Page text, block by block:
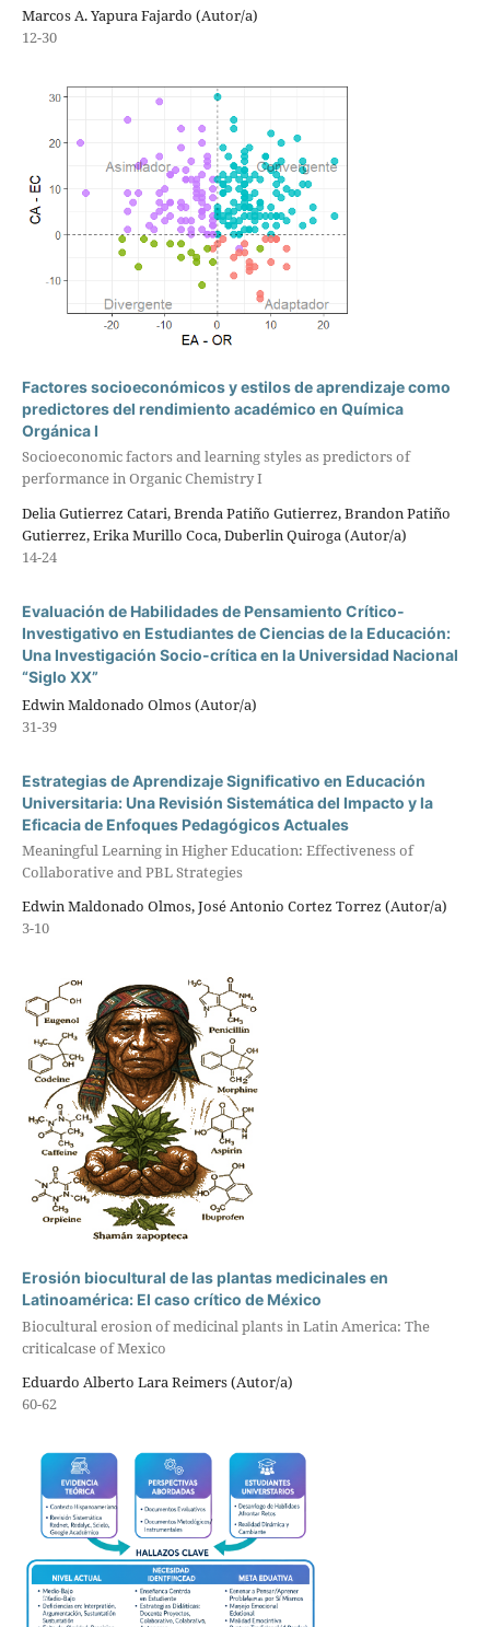
Marcos A. Yapura Fajardo (Autor/a)
12-30
Factores socioeconómicos y estilos de aprendizaje como
predictores del rendimiento académico en Química
Orgánica I
Socioeconomic factors and learning styles as predictors of
performance in Organic Chemistry I
Delia Gutierrez Catari, Brenda Patiño Gutierrez, Brandon Patiño
Gutierrez, Erika Murillo Coca, Duberlin Quiroga (Autor/a)
14-24
Evaluación de Habilidades de Pensamiento Crítico-
Investigativo en Estudiantes de Ciencias de la Educación:
Una Investigación Socio-crítica en la Universidad Nacional
“Siglo XX”
Edwin Maldonado Olmos (Autor/a)
31-39
Estrategias de Aprendizaje Significativo en Educación
Universitaria: Una Revisión Sistemática del Impacto y la
Eficacia de Enfoques Pedagógicos Actuales
Meaningful Learning in Higher Education: Effectiveness of
Collaborative and PBL Strategies
Edwin Maldonado Olmos, José Antonio Cortez Torrez (Autor/a)
3-10
Erosión biocultural de las plantas medicinales en
Latinoamérica: El caso crítico de México
Biocultural erosion of medicinal plants in Latin America: The
criticalcase of Mexico
Eduardo Alberto Lara Reimers (Autor/a)
60-62